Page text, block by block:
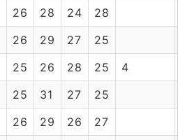
26 28 24
28
26 29 27
25
25 26 28 25
4
25 31 27
25
26 29 26
27